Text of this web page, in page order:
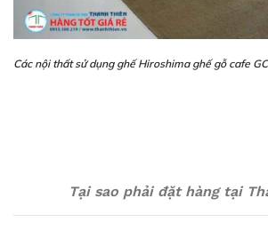
Các nội thất sử dụng ghế Hiroshima ghế gỗ cafe
Tại sao phải đặt hàng tại